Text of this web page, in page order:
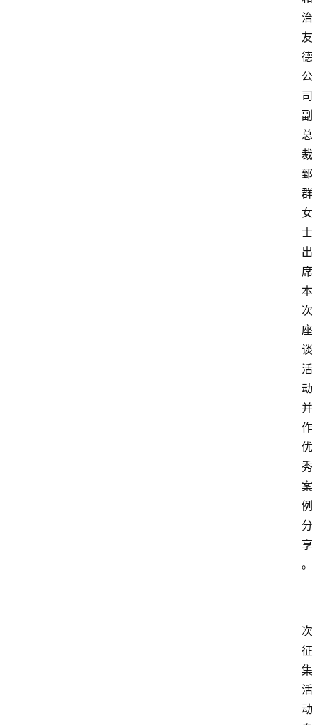
治
友
德
公
司
副
总
裁
郅
群
女
士
出
席
本
次
座
谈
活
动
并
作
优
秀
案
例
分
享
。
次
征
集
活
动